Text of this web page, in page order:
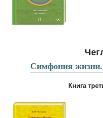
Симфония
Книга